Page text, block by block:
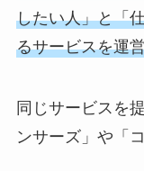
したい人」と「
るサービスを運
同じサービスを
ンサーズ」や「